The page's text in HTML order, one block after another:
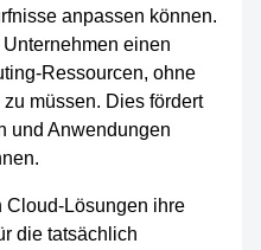
anpassen können.
einen
Ressourcen, ohne
müssen. Dies fördert
und Anwendungen
Cloud-Lösungen ihre
die tatsächlich